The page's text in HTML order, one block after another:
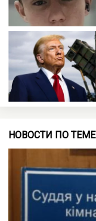
НОВОСТИ ПО ТЕМЕ